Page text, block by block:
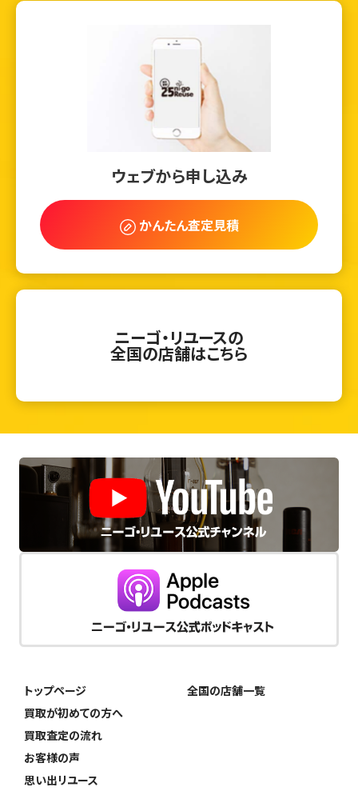
ウェブから申し込み
かんたん査定見積
ニーゴ・リユースの
全国の店舗はこちら
トップページ
買取が初めての方へ
買取査定の流れ
お客様の声
思い出リユース
全国の店舗一覧